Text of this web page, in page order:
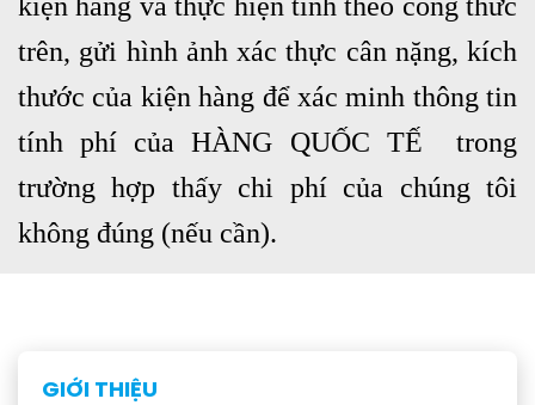
GIỚI THIỆU
kiện hàng và thực hiện tính theo công thức
trên, gửi hình ảnh xác thực cân nặng, kích
thước của kiện hàng để xác minh thông tin
tính phí của HÀNG QUỐC TẾ trong
trường hợp thấy chi phí của chúng tôi
không đúng (nếu cần).